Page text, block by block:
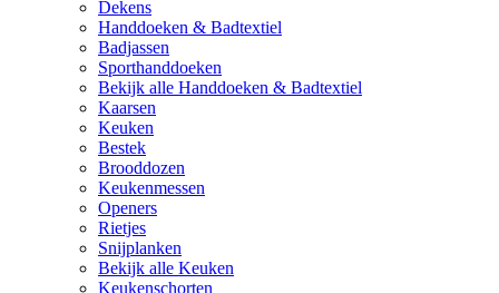
Dekens
Handdoeken & Badtextiel
Badjassen
Sporthanddoeken
Bekijk alle Handdoeken & Badtextiel
Kaarsen
Keuken
Bestek
Brooddozen
Keukenmessen
Openers
Rietjes
Snijplanken
Bekijk alle Keuken
Keukenschorten